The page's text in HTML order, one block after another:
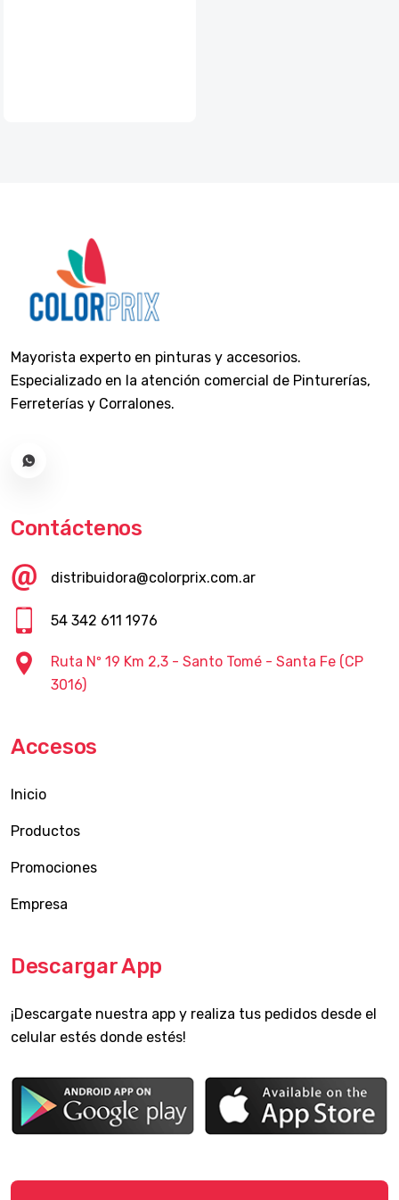
Mayorista experto en pinturas y accesorios.
Especializado en la atención comercial de Pinturerías,
Ferreterías y Corralones.
Contáctenos
distribuidora@colorprix.com.ar
54 342 611 1976
Ruta Nº 19 Km 2,3 - Santo Tomé - Santa Fe (CP
3016)
Accesos
Inicio
Productos
Promociones
Empresa
Descargar App
¡Descargate nuestra app y realiza tus pedidos desde el
celular estés donde estés!